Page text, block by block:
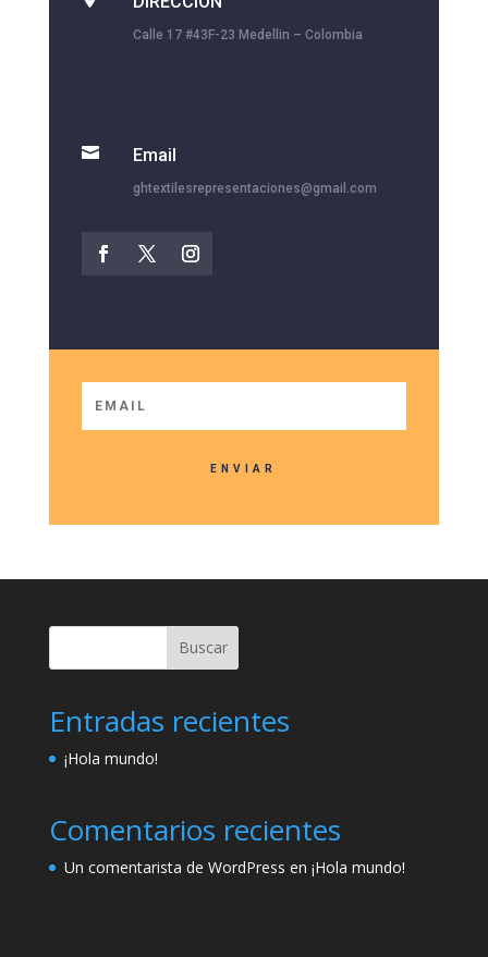
Calle 17 #43F-23 Medellin – Colombia
 Email
ghtextilesrepresentaciones@gmail.com
ENVIAR
Buscar
Entradas recientes
¡Hola mundo!
Comentarios recientes
Un comentarista de WordPress en ¡Hola mundo!